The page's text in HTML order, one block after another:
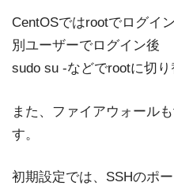
CentOSではrootでログイ
別ユーザーでログイン後
sudo su -などでrootに切り
また、ファイアウォール
す。
初期設定では、SSHのポ